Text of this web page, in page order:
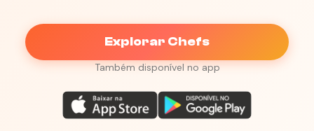
Explorar Chefs
Também disponível no app